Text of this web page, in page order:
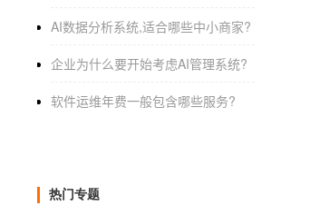
AI数据分析系统,适合哪些中小商家?
企业为什么要开始考虑AI管理系统?
软件运维年费一般包含哪些服务?
热门专题